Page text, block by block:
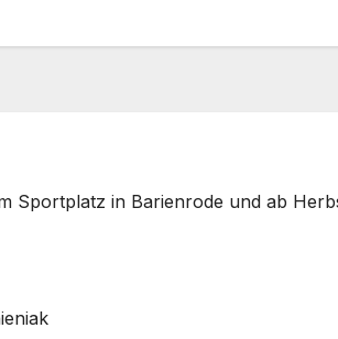
Sportplatz in Barienrode und ab